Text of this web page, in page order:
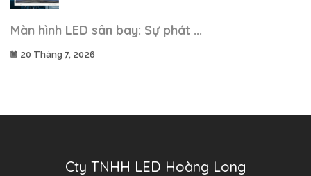
Màn hình LED sân bay: Sự phát ...
20 Tháng 7, 2026
Cty TNHH LED Hoàng Long